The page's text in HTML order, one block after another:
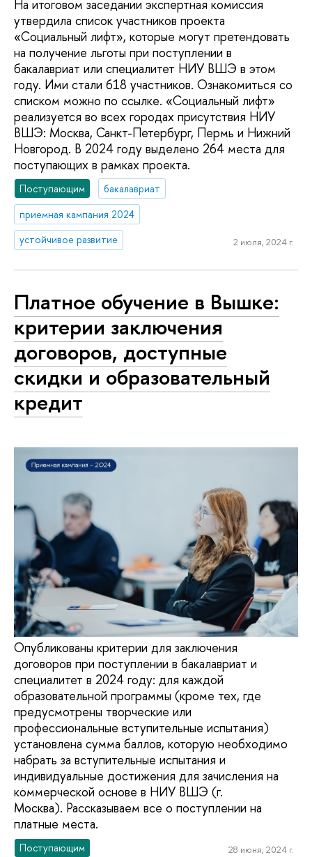
На итоговом заседании экспертная комиссия
утвердила список участников проекта
«Социальный лифт», которые могут претендовать
на получение льготы при поступлении в
бакалавриат или специалитет НИУ ВШЭ в этом
году. Ими стали 618 участников. Ознакомиться со
списком можно по ссылке. «Социальный лифт»
реализуется во всех городах присутствия НИУ
ВШЭ: Москва, Санкт-Петербург, Пермь и Нижний
Новгород. В 2024 году выделено 264 места для
поступающих в рамках проекта.
Поступающим
бакалавриат
приемная кампания 2024
устойчивое развитие
2 июля, 2024 г.
Платное обучение в Вышке:
критерии заключения
договоров, доступные
скидки и образовательный
кредит
Опубликованы критерии для заключения
договоров при поступлении в бакалавриат и
специалитет в 2024 году: для каждой
образовательной программы (кроме тех, где
предусмотрены творческие или
профессиональные вступительные испытания)
установлена сумма баллов, которую необходимо
набрать за вступительные испытания и
индивидуальные достижения для зачисления на
коммерческой основе в НИУ ВШЭ (г.
Москва). Рассказываем все о поступлении на
платные места.
Поступающим 28 июня, 2024 г.